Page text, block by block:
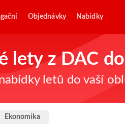
Objednávky Nabídky
lety z DAC
letů do vaší
Ekonomika